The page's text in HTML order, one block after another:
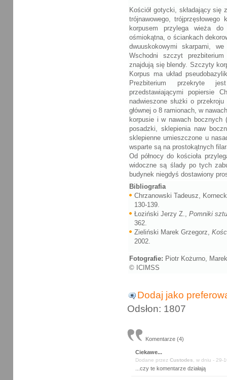
Kościół gotycki, składający się
trójnawowego,
korpusem przylega wieża
ośmiokątna, o ściankach
dwuuskokowymi skarpami,
Wschodni szczyt
znajdują się blendy. Szczyty
Korpus ma układ
Prezbiterium przekryte
przedstawiającymi popiersie
nadwieszone służki o
głównej o 8 ramionach, w
korpusie i w nawach bocznych
posadzki, sklepienia naw
sklepienne umieszczone u
wsparte są na prostokątnych
Od północy do kościoła
widoczne są ślady po tych
budynek niegdyś dostawiony
Bibliografia
Chrzanowski Tadeusz,
130-139.
Łoziński Jerzy Z., Pomniki
362.
Zieliński Marek Grzegorz,
2002.
Fotografie: Piotr Kożurno,
© ICIMSS
Dodaj jako
Odsłon: 1807
Komentarze (4)
Ciekawe...
Dodane przezCustodes , w
...czy te komentarze działają